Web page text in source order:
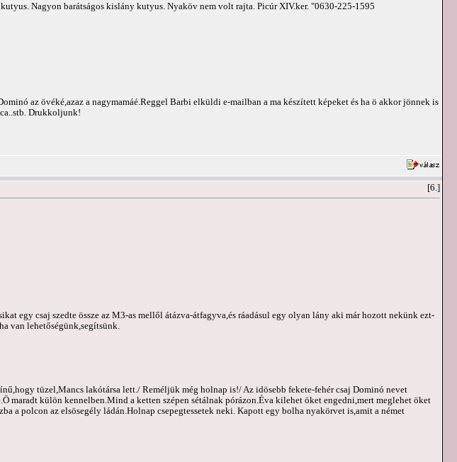
Nagyon barátságos kislány kutyus. Nyaköv nem volt rajta. Picúr XIV.ker. "0630-225-1595
az övéké,azaz a nagymamáé.Reggel Barbi elküldi e-mailban a ma készített képeket és ha ö akkor jönnek is
Drukkoljunk!
[6.]
egy csaj szedte össze az M3-as mellől átázva-átfagyva,és ráadásul egy olyan lány aki már hozott nekünk ezt-
van lehetőségünk,segítsünk.
tüzel,Mancs lakótársa lett./ Reméljük még holnap is!/ Az idösebb fekete-fehér csaj Dominó nevet
maradt külön kennelben.Mind a ketten szépen sétálnak pórázon.Éva kilehet öket engedni,mert meglehet öket
a polcon az elsösegély ládán.Holnap csepegtessetek neki. Kapott egy bolha nyakörvet is,amit a német